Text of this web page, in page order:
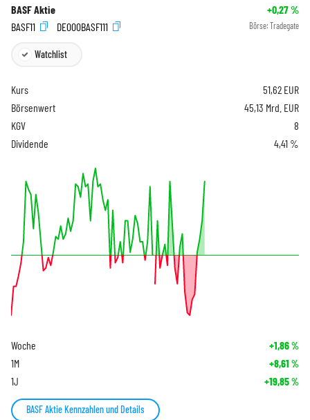
BASF Aktie +0,27%
BASF11
DE000BASF111 Börse: Tradegate
Watchlist
Kurs 51,62 EUR
Börsenwert
45,13 Mrd. EUR
KGV
8
Dividende
4,41 %
Woche +1,86%
1M +8,61 %
1J +19,85%
BASF Aktie Kennzahlen und Details